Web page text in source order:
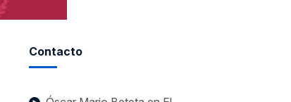
Contacto